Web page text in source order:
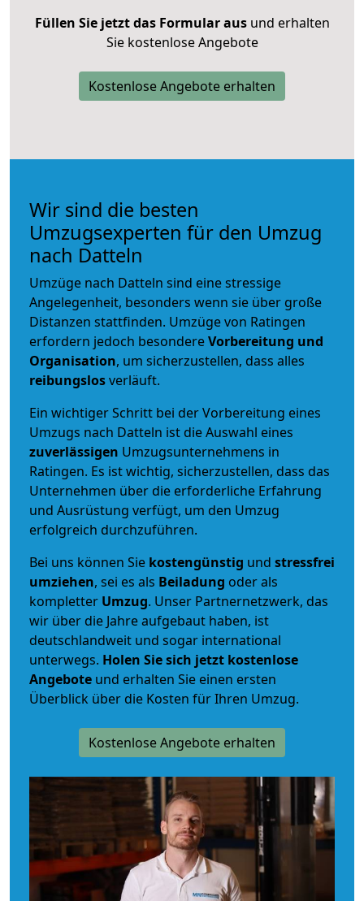
Füllen Sie jetzt das Formular ausund erhalten
Sie kostenlose Angebote
Kostenlose Angebote erhalten
Wir sind die besten
Umzugsexperten für den Umzug
nach Datteln
Umzüge nach Datteln sind eine stressige
Angelegenheit, besonders wenn sie über große
Distanzen stattfinden. Umzüge von Ratingen
erfordern jedoch besondereVorbereitung und
Organisation, um sicherzustellen, dass alles
reibungslosverläuft.
Ein wichtiger Schritt bei der Vorbereitung eines
Umzugs nach Datteln ist die Auswahl eines
zuverlässigen Umzugsunternehmens in
Ratingen. Es ist wichtig, sicherzustellen, dass das
Unternehmen über die erforderliche Erfahrung
und Ausrüstung verfügt, um den Umzug
erfolgreich durchzuführen.
Bei uns können Sie kostengünstig und stressfrei
umziehen, sei es als Beiladung oder als
kompletter Umzug. Unser Partnernetzwerk, das
wir über die Jahre aufgebaut haben, ist
deutschlandweit und sogar international
unterwegs. Holen Sie sich jetzt kostenlose
Angebote und erhalten Sie einen ersten
Überblick über die Kosten für Ihren Umzug.
Kostenlose Angebote erhalten